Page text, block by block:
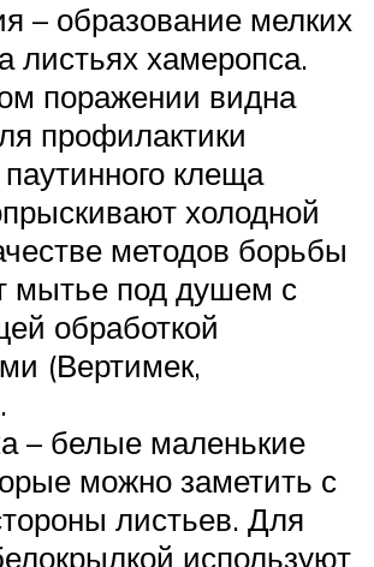
– образование мелких
листьях хамеропса.
поражении видна
профилактики
клеща
холодной
методов борьбы
мытье под душем с
обработкой
(Вертимек,
– белые маленькие
можно заметить с
листьев. Для
используют